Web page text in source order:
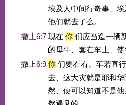
埃及人中间行奇事、埃
他们就去了么。
撒上6:7现在 你们应当造一辆
的母牛、套在车上、使
撒上6:9你们要看看、车若直
去、这大灾就是耶和
然、便可以知道不是